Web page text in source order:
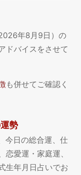
年8月9日）の
ドバイスをさせて
も併せてご確認く
勢
今日の総合運、仕
愛運・家庭運、
生年月日占いでお